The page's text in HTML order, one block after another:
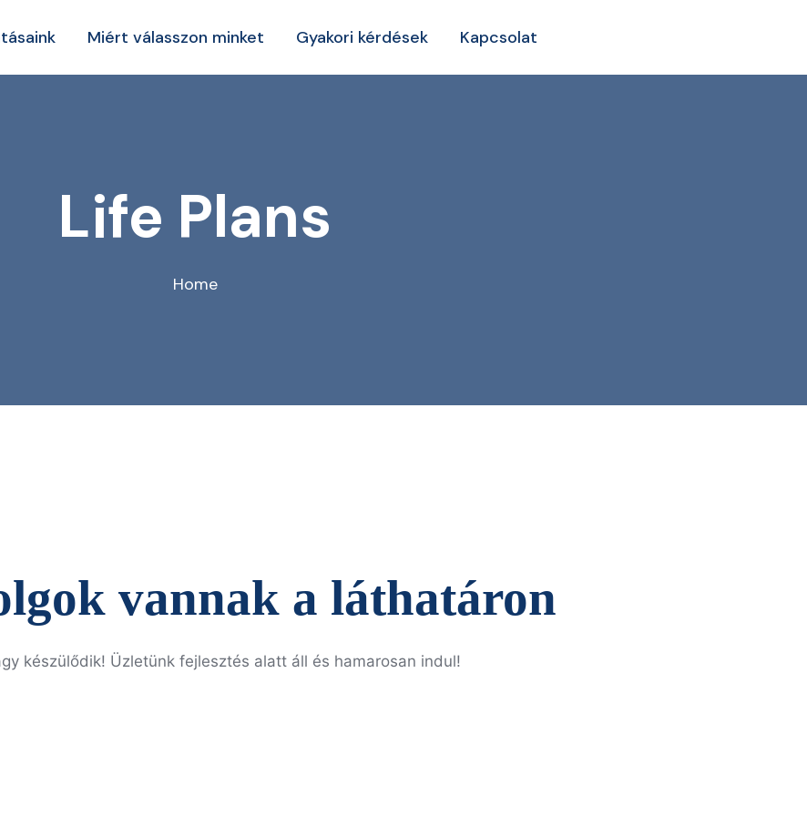
Miért válasszon minket Gyakori kérdések Kapcsolat
Life Plans
Home
vannak a láthatáron
készülődik! Üzletünk fejlesztés alatt áll és hamarosan indul!